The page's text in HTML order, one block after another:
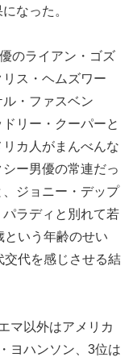
なった。
のライアン・ゴズ
ス・ヘムズワー
・ファスベン
リー・クーパーと
カ人がまんべんな
ー男優の常連だっ
ジョニー・デップ
ラディと別れて若
いう年齢のせい
代を感じさせる結
マ以外はアメリカ
ヨハンソン、3位は